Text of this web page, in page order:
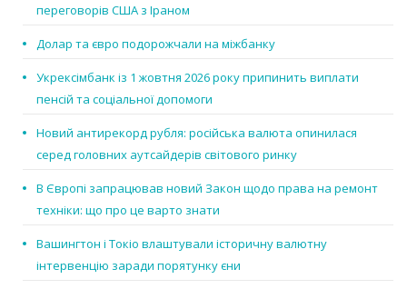
переговорів США з Іраном
Долар та євро подорожчали на міжбанку
Укрексімбанк із 1 жовтня 2026 року припинить виплати
пенсій та соціальної допомоги
Новий антирекорд рубля: російська валюта опинилася
серед головних аутсайдерів світового ринку
В Європі запрацював новий Закон щодо права на ремонт
техніки: що про це варто знати
Вашингтон і Токіо влаштували історичну валютну
інтервенцію заради порятунку єни